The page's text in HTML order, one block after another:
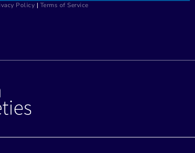
Policy | Terms of Service